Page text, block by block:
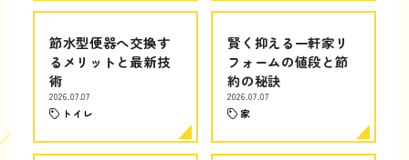
節水型便器へ交換す
るメリットと最新技
術
2026.07.07
トイレ
賢く抑える一軒家リ
フォームの値段と節
約の秘訣
2026.07.07
家